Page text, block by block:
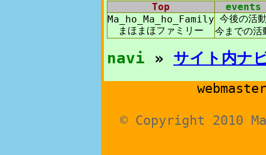
Top
events
Ma_ho_Ma_ho_Family
まほまほファミリー
今後の活
今までの活
navi » サイト内ナ
© Copyright 2010